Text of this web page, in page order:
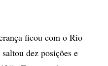
ficou com o Rio
dez posições e